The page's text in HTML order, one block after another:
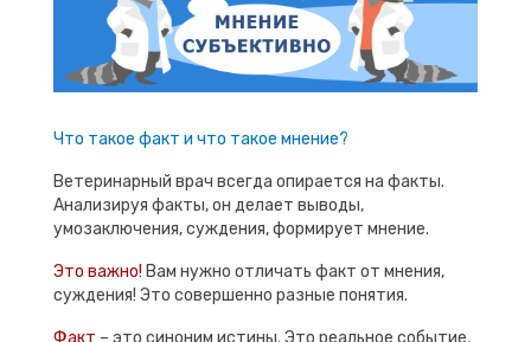
Что такое факт и что такое мнение?
Ветеринарный врач всегда опирается на факты.
Анализируя факты, он делает выводы,
умозаключения, суждения, формирует мнение.
Это важно! Вам нужно отличать факт от мнения,
суждения! Это совершенно разные понятия.
Факт – это синоним истины. Это реальное событие,